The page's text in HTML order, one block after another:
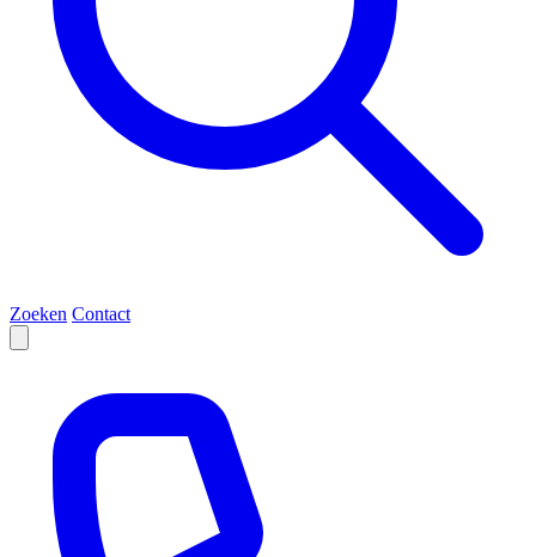
Zoeken Contact